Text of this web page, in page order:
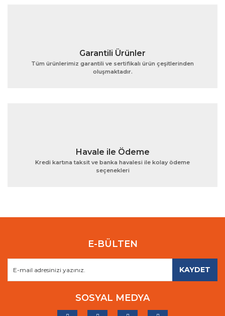
Gönder
Garantili Ürünler
Tüm ürünlerimiz garantili ve sertifikalı ürün çeşitlerinden
oluşmaktadır.
Havale ile Ödeme
Kredi kartına taksit ve banka havalesi ile kolay ödeme
seçenekleri
E-BÜLTEN
KAYDET
SOSYAL MEDYA